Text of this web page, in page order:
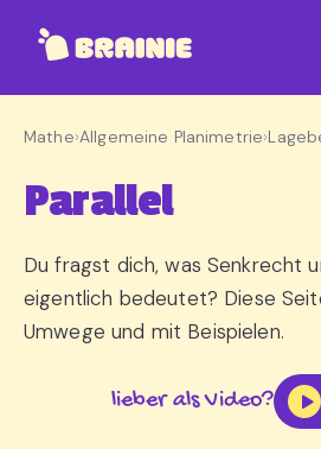
Mathe›Allgemeine Planimetrie›
Parallel
Du fragst dich, was Senkrecht
eigentlich bedeutet? Diese
Umwege und mit Beispielen.
lieber als Video?